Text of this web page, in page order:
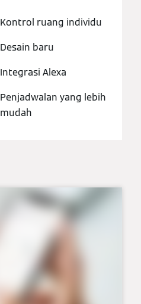
Kontrol ruang individu
Desain baru
Integrasi Alexa
Penjadwalan yang lebih
mudah